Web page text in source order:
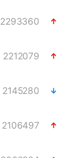
2293360
2212079
2145280
2106497